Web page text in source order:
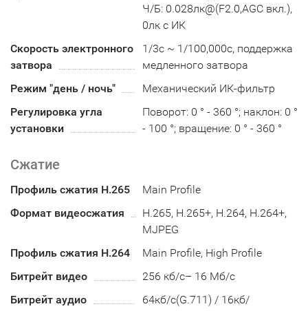
Ч/Б: 0.028лк@(F2.0,AGC вкл.),
0лк с ИК
Скорость электронного
затвора
1/3с ~ 1/100,000с, поддержка
медленного затвора
Режим "день / ночь"
Механический ИК-фильтр
Регулировка угла
установки
Поворот: 0 ° - 360 °; наклон: 0 °
- 100 °; вращение: 0 ° - 360 °
Сжатие
Профиль сжатия H.265
Main Profile
Формат видеосжатия
H.265, H.265+, H.264, H.264+,
MJPEG
Профиль сжатия H.264
Main Profile, High Profile
Битрейт видео
256 кб/с– 16 Мб/с
Битрейт аудио
64кб/с(G.711) / 16кб/